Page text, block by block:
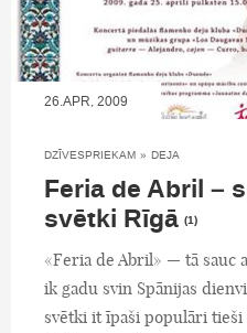
26.APR, 2009
DZĪVESPRIEKAM » DEJA
Feria de Abril –
svētki Rīgā (1)
«Feria de Abril» — tā sauc
ik gadu svin Spānijas
svētki it īpaši populāri